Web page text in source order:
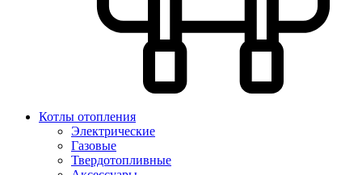
Котлы отопления
Электрические
Газовые
Твердотопливные